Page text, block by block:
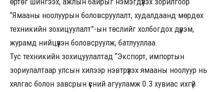
“Ямааны ноолуурын боловсруулалт, худалдаанд мөрдөх
техникийн зохицуулалт”-ын төслийг холбогдох дүрэм,
журамд нийцүүлэн боловсруулж, батлууллаа.
Тус техникийн зохицуулалтад “Экспорт, импортын
зориулалтаар улсын хилээр нэвтрүүлэх ямааны ноолуур нь
хялгас болон завсрын үсний агууламж 0.3 хувиас ихгүй